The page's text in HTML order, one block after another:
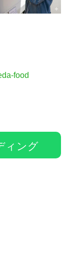
food
ィング